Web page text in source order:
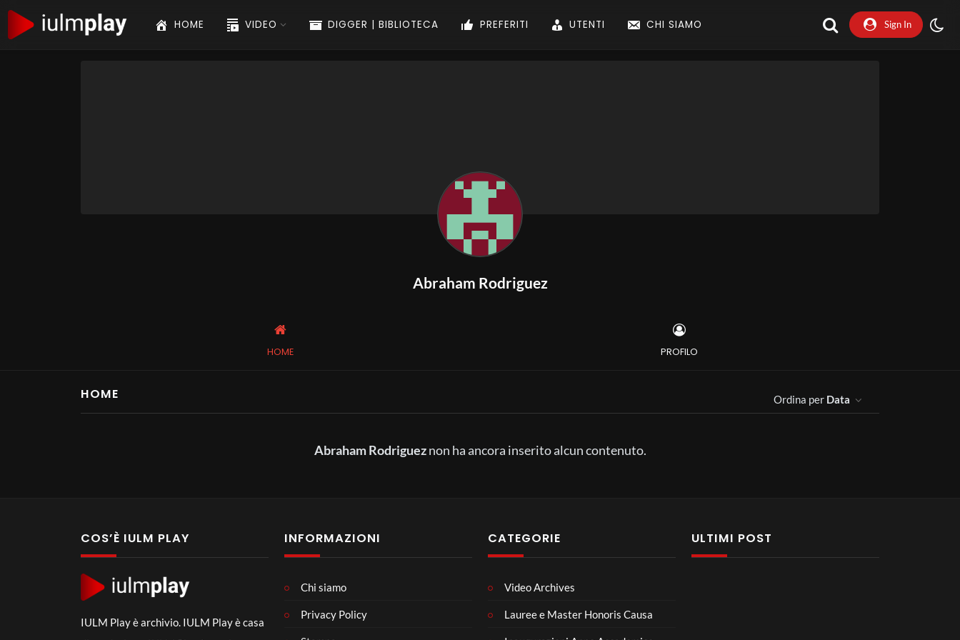
HOME VIDEO DIGGER | BIBLIOTECA PREFERITI UTENTI CHI SIAMO Sign In
Abraham Rodriguez
HOME PROFILO
HOME Ordina per Data
Abraham Rodrigueznon ha ancora inserito alcun contenuto.
COS’È IULM PLAY
IULM Play è archivio. IULM Play è casa
INFORMAZIONI
Chi siamo
Privacy Policy
CATEGORIE
Video Archives
Lauree e Master Honoris Causa
ULTIMI POST